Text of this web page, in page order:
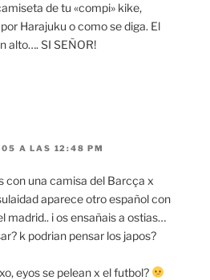
de tu «compi» kike,
Harajuku o como se diga. El
alto…. SI SEÑOR!
A LAS 12:48 PM
con una camisa del Barcça x
aparece otro español con
madrid.. i os ensañais a ostias…
k podrian pensar los japos?
eyos se pelean x el futbol?